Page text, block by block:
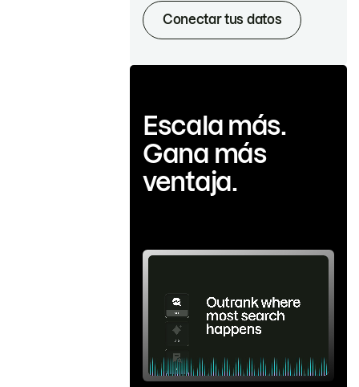
Conectar tus datos
Escala más.
Gana más
ventaja.